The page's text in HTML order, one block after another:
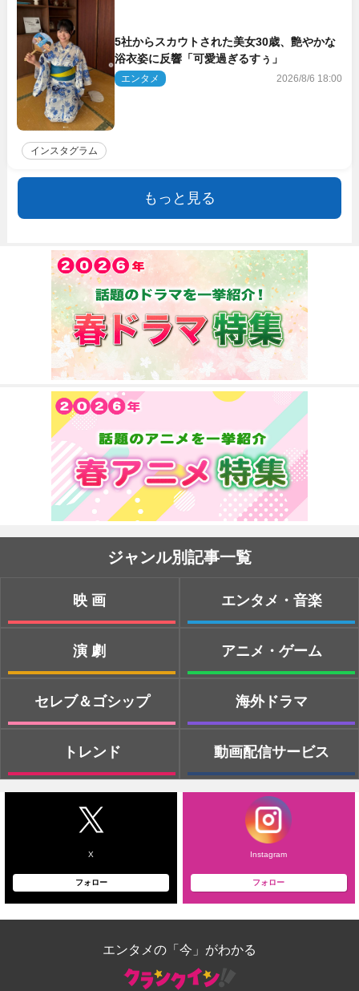
5社からスカウトされた美女30歳、艶やかな
浴衣姿に反響「可愛過ぎるすぅ」
エンタメ 2026/8/6 18:00
インスタグラム
もっと見る
ジャンル別記事一覧
映画
演劇
セレブ＆ゴシップ
トレンド
エンタメ・音楽
アニメ・ゲーム
海外ドラマ
動画配信サービス
X
フォロー
Instagram
フォロー
エンタメの「今」がわかる